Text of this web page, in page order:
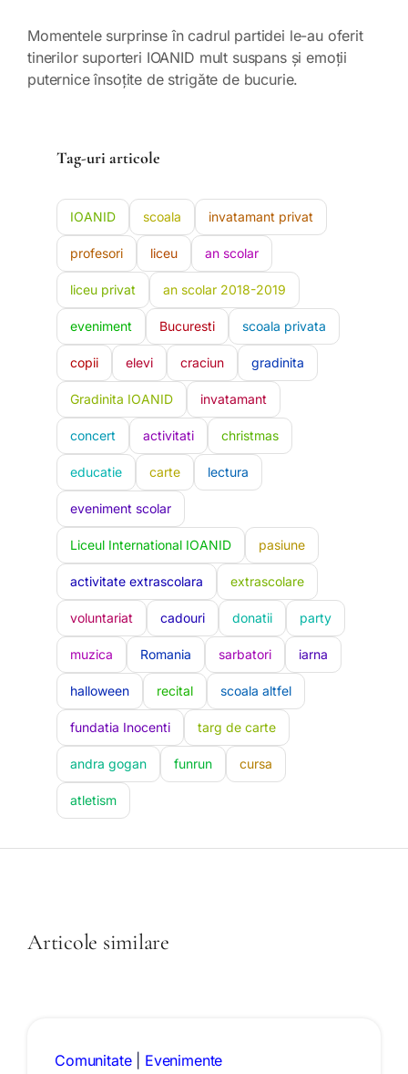
Momentele surprinse în cadrul partidei le-au oferit
tinerilor suporteri IOANID mult suspans și emoții
puternice însoțite de strigăte de bucurie.
Tag-uri articole
IOANID scoala invatamant privat
profesori liceu an scolar
liceu privat an scolar 2018-2019
eveniment Bucuresti scoala privata
copii elevi craciun gradinita
Gradinita IOANID invatamant
concert activitati christmas
educatie carte lectura
eveniment scolar
Liceul International IOANID pasiune
activitate extrascolara extrascolare
voluntariat cadouri donatii party
muzica Romania sarbatori iarna
halloween recital scoala altfel
fundatia Inocenti targ de carte
andra gogan funrun cursa
atletism
Articole similare
Comunitate| Evenimente